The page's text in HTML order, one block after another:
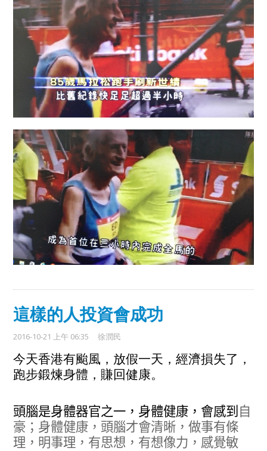
這樣的人投資會成功
2016-10-21 上午 06:35 徐潤民
今天香港有 颱風 ， 放假一天，經濟損失了，
跑步鍛煉身體，賺回健康。
頭腦是身體器官之一，身體健康， 會感到 自
豪 ；身體健康 ， 頭腦才會清晰，做事有條
理，明事理 ， 有思想 ， 有想像力，感覺敏